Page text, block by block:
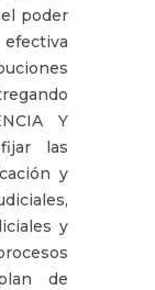
poder
Y
las
y
y
de